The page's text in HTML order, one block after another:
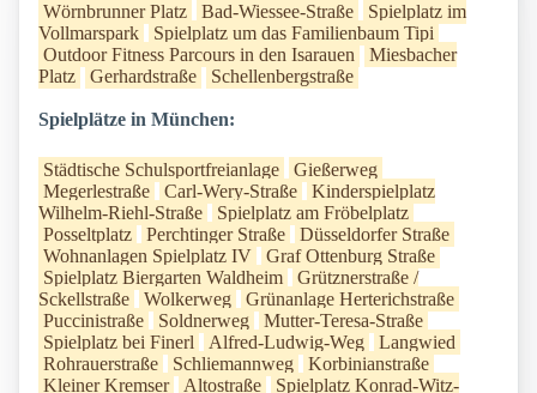
Wörnbrunner Platz Bad-Wiessee-Straße
Spielplatz im
Vollmarspark
Spielplatz um das Familienbaum Tipi
Outdoor Fitness Parcours in den Isarauen
Miesbacher
Platz
Gerhardstraße Schellenbergstraße
Spielplätze in München:
Städtische Schulsportfreianlage
Gießerweg
Megerlestraße
Carl-Wery-Straße
Kinderspielplatz
Wilhelm-Riehl-Straße
Spielplatz am Fröbelplatz
Posseltplatz
Perchtinger Straße
Düsseldorfer Straße
Wohnanlagen Spielplatz IV
Graf Ottenburg Straße
Spielplatz Biergarten Waldheim
Grütznerstraße /
Sckellstraße
Wolkerweg
Grünanlage Herterichstraße
Puccinistraße
Soldnerweg
Mutter-Teresa-Straße
Spielplatz bei Finerl
Alfred-Ludwig-Weg
Langwied
Rohrauerstraße
Schliemannweg
Korbinianstraße
Kleiner Kremser
Altostraße
Spielplatz Konrad-Witz-